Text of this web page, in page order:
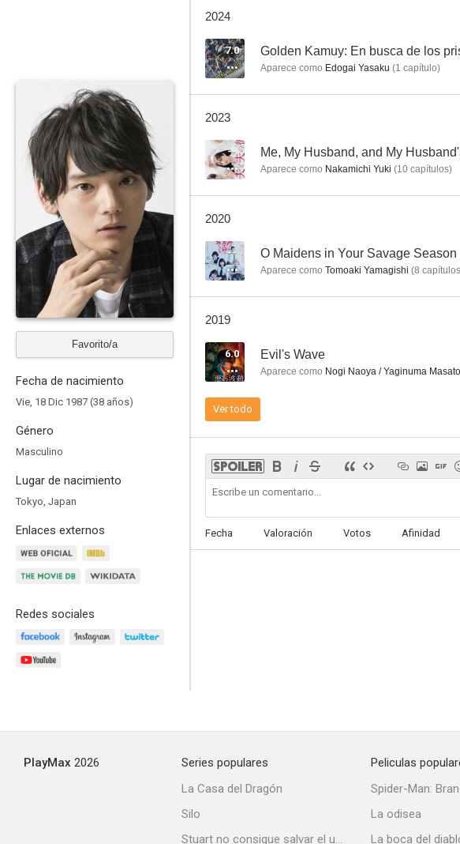
Favorito/a
Fecha de nacimiento
Vie, 18 Dic 1987 (38 años)
Género
Masculino
Lugar de nacimiento
Tokyo, Japan
Enlaces externos
Redes sociales
-- --
2024
7.0 Golden Kamuy: En busca de los
Aparece como Edogai Yasaku (1 capítulo)
2023
-- Me, My Husband, and My
Aparece como Nakamichi Yuki (10 capítulos)
2020
-- O Maidens in Your Savage Season
Aparece como Tomoaki Yamagishi (8 capítulos
2019
6.0 Evil's Wave
Aparece como Nogi Naoya / Yaginuma Masato
Ver todo
Fecha Valoración Votos Afinidad
PlayMax 2026
Series populares
La Casa del Dragón
Silo
Stuart no consigue salvar el universo
Peliculas
Spider-Man:
La odisea
La boca del